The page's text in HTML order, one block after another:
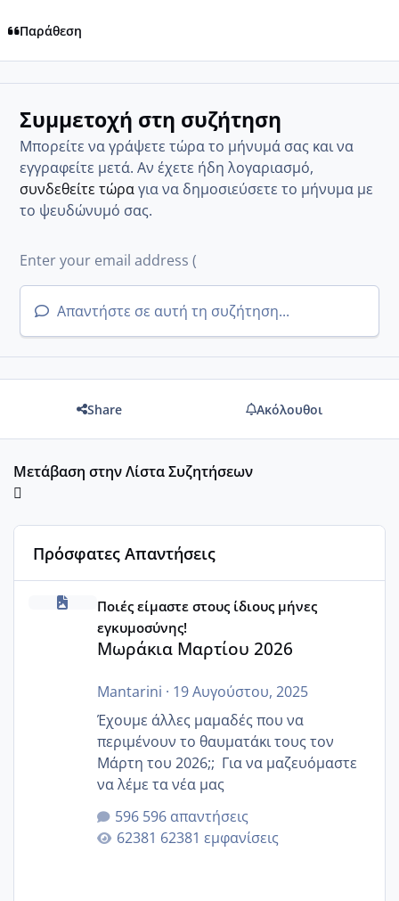
Παράθεση
Συμμετοχή στη συζήτηση
Μπορείτε να γράψετε τώρα το μήνυμά σας και να
εγγραφείτε μετά. Αν έχετε ήδη λογαριασμό,
συνδεθείτε τώραγια να δημοσιεύσετε το μήνυμα με
το ψευδώνυμό σας.
Απαντήστε σε αυτή τη συζήτηση...
Share Ακόλουθοι
Μετάβαση στην Λίστα Συζητήσεων
Πρόσφατες Απαντήσεις
Μωράκια Μαρτίου 2026
Ποιές είμαστε στους ίδιους μήνες
εγκυμοσύνης!
Μωράκια Μαρτίου 2026
Mantarini · 19 Αυγούστου, 2025
Έχουμε άλλες μαμαδές που να
περιμένουν το θαυματάκι τους τον
Μάρτη του 2026;; Για να μαζευόμαστε
να λέμε τα νέα μας
596 απαντήσεις
62381 εμφανίσεις